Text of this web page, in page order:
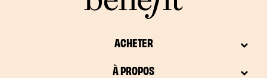
ACHETER
À PROPOS